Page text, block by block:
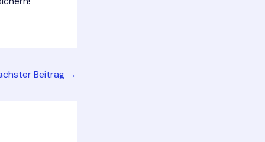
Beitrag →